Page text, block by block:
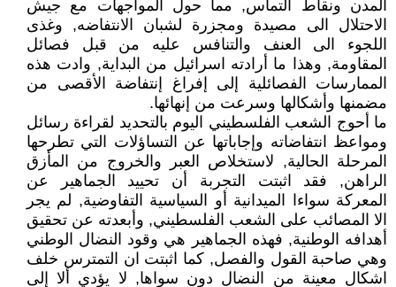
المدن ونقاط التماس, مما حول المواجهات مع جيش
الاحتلال الى مصيدة ومجزرة لشبان الانتفاضه, وغذى
اللجوء الى العنف والتنافس عليه من قبل فصائل
المقاومة, وهذا ما أرادته اسرائيل من البداية, وادت هذه
الممارسات الفصائلية إلى إفراغ إنتفاضة الأقصى من
مضمنها وأشكالها وسرعت من إنهائها.
ما أحوج الشعب الفلسطيني اليوم بالتحديد لقراءة رسائل
ومواعظ انتفاضاته وإجاباتها عن التساؤلات التي تطرحها
المرحلة الحالية, لاستخلاص العبر والخروج من المأزق
الراهن, فقد اثبتت التجربة أن تحييد الجماهير عن
المعركة سواءا الميدانية أو السياسية التفاوضية, لم يجر
الا المصائب على الشعب الفلسطيني, وأبعدته عن تحقيق
أهدافه الوطنية, فهذه الجماهير هي وقود النضال الوطني
وهي صاحبة القول والفصل, كما اثبتت ان التمترس خلف
اشكال معينة من النضال دون سواها, لا يؤدي ألا إلى